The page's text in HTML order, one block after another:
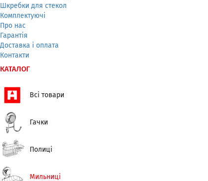
Шкребки для стекол
Комплектуючі
Про нас
Гарантія
Доставка і оплата
Контакти
КАТАЛОГ
Всі товари
Гачки
Полиці
Мильниці